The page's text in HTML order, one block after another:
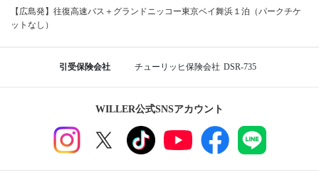
【広島発】往復高速バス＋グランドニッコー東京ベイ舞浜１泊（パークチケ
ットなし）
引受保険会社 チューリッヒ保険会社 DSR-735
WILLER公式SNSアカウント